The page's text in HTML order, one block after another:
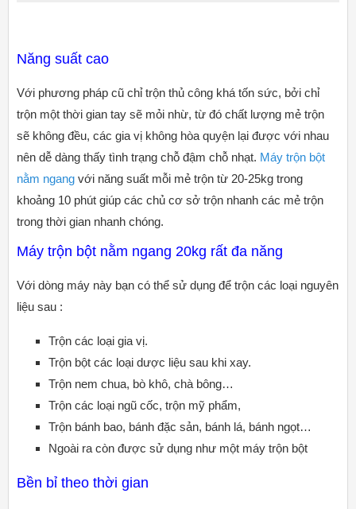
Năng suất cao
Với phương pháp cũ chỉ trộn thủ công khá tốn sức, bởi chỉ
trộn một thời gian tay sẽ mỏi nhừ, từ đó chất lượng mẻ trộn
sẽ không đều, các gia vị không hòa quyện lại được với nhau
nên dễ dàng thấy tình trạng chỗ đậm chỗ nhạt. Máy trộn bột
nằm ngang với năng suất mỗi mẻ trộn từ 20-25kg trong
khoảng 10 phút giúp các chủ cơ sở trộn nhanh các mẻ trộn
trong thời gian nhanh chóng.
Máy trộn bột nằm ngang 20kg rất đa năng
Với dòng máy này bạn có thể sử dụng để trộn các loại nguyên
liệu sau :
Trộn các loại gia vị.
Trộn bột các loại dược liệu sau khi xay.
Trộn nem chua, bò khô, chà bông…
Trộn các loại ngũ cốc, trộn mỹ phẩm,
Trộn bánh bao, bánh đặc sản, bánh lá, bánh ngọt…
Ngoài ra còn được sử dụng như một máy trộn bột
Bền bỉ theo thời gian